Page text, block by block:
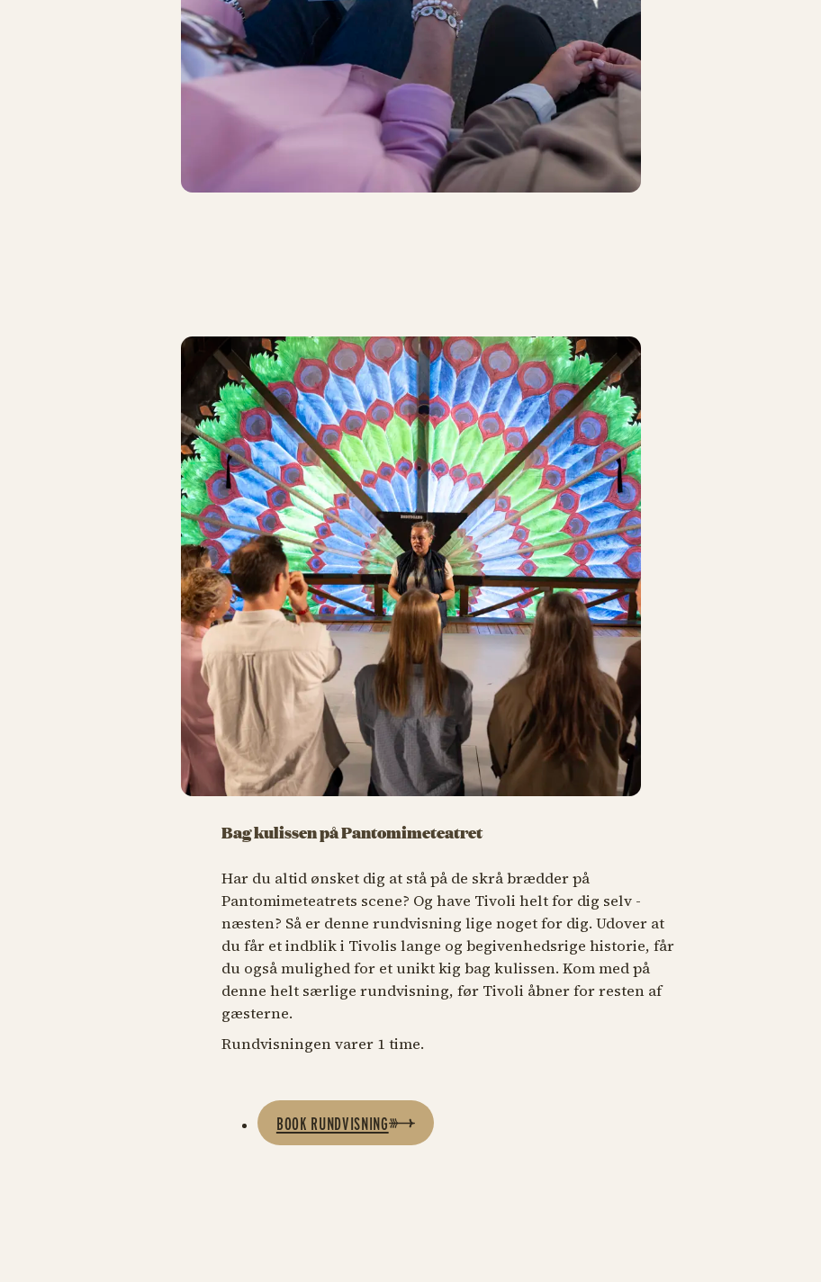
Bag kulissen på Pantomimeteatret
Har du altid ønsket dig at stå på de skrå brædder på
Pantomimeteatrets scene? Og have Tivoli helt for dig selv -
næsten? Så er denne rundvisning lige noget for dig. Udover at
du får et indblik i Tivolis lange og begivenhedsrige historie, får
du også mulighed for et unikt kig bag kulissen. Kom med på
denne helt særlige rundvisning, før Tivoli åbner for resten af
gæsterne.
Rundvisningen varer 1 time.
BOOK RUNDVISNING